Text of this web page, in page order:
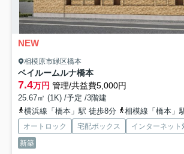
NEW
相模原市緑区橋本
ベイルームルナ橋本
7.4万円 管理/共益費5,000円
25.67㎡ (1K) /予定 /3階建
横浜線「橋本」駅 徒歩8分
相模線「橋本」
オートロック 宅配ボックス インターネット
新築